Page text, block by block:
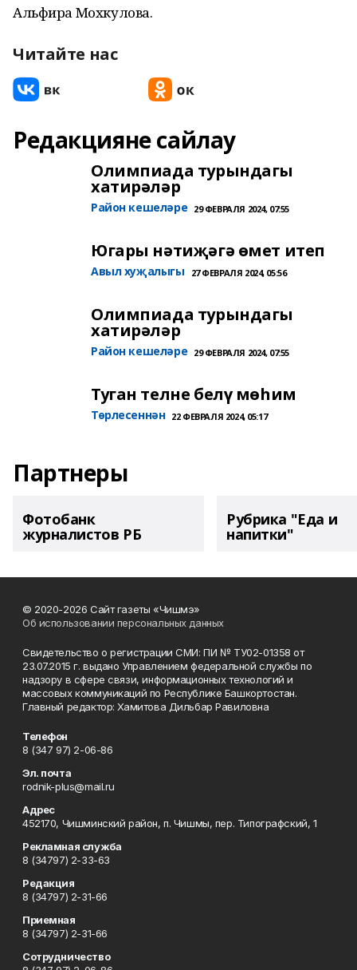
Альфира Мохкулова.
Читайте нас
Редакцияне сайлау
Олимпиада турындагы
хатирәләр
Район кешеләре 29 ФЕВРАЛЯ 2024, 07:55
Югары нәтиҗәгә өмет итеп
Авыл хуҗалыгы 27 ФЕВРАЛЯ 2024, 05:56
Олимпиада турындагы
хатирәләр
Район кешеләре 29 ФЕВРАЛЯ 2024, 07:55
Туган телне белү мөһим
Төрлесеннән 22 ФЕВРАЛЯ 2024, 05:17
Партнеры
Фотобанк
журналистов РБ
Рубрика "Еда и
напитки"
© 2020-2026 Сайт газеты «Чишмэ»
Об использовании персональных данных
Свидетельство о регистрации СМИ: ПИ № ТУ02-01358 от
23.07.2015 г. выдано Управлением федеральной службы по
надзору в сфере связи, информационных технологий и
массовых коммуникаций по Республике Башкортостан.
Главный редактор: Хамитова Дильбар Равиловна
Телефон
8 (347 97) 2-06-86
Эл. почта
rodnik-plus@mail.ru
Адрес
452170, Чишминский район, п. Чишмы, пер. Типографский, 1
Рекламная служба
8 (34797) 2-33-63
Редакция
8 (34797) 2-31-66
Приемная
8 (34797) 2-31-66
Сотрудничество